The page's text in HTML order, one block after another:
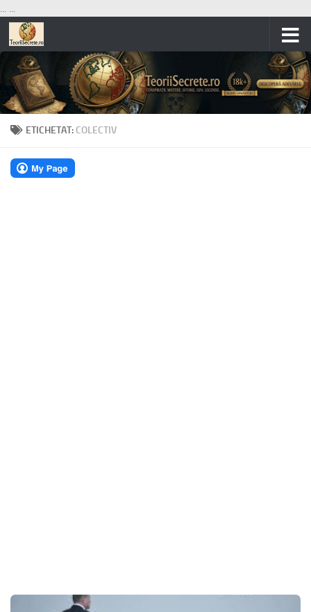
... ...
Skip to content
ETICHETAT: COLECTIV